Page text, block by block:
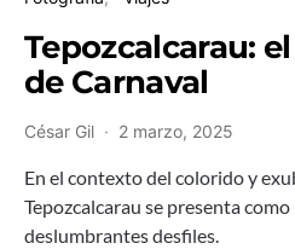
Tepozcalcarau:
de Carnaval
César Gil 2 marzo, 2025
En el contexto del colorido y
Tepozcalcarau se presenta
deslumbrantes desfiles.